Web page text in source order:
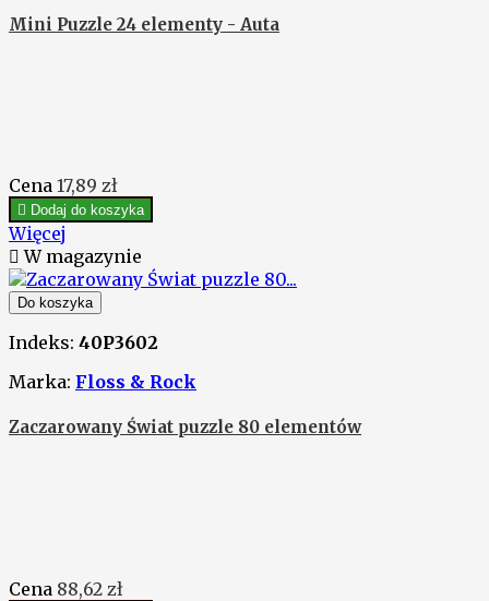
Mini Puzzle 24 elementy - Auta
Cena 17,89 zł
 Dodaj do koszyka
Więcej
 W magazynie
Do koszyka
Indeks: 40P3602
Marka: Floss & Rock
Zaczarowany Świat puzzle 80 elementów
Cena 88,62 zł